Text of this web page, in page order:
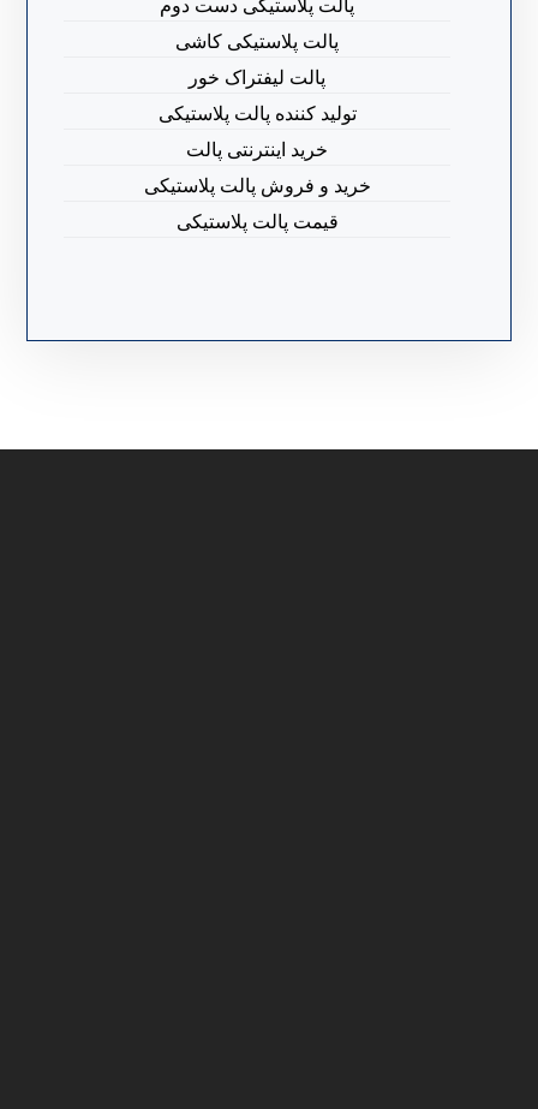
پالت پلاستیکی دست دوم
پالت پلاستیکی کاشی
پالت لیفتراک خور
تولید کننده پالت پلاستیکی
خرید اینترنتی پالت
خرید و فروش پالت پلاستیکی
قیمت پالت پلاستیکی